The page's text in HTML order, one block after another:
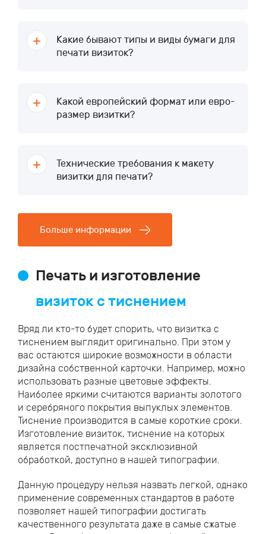
Какие бывают типы и виды бумаги для
печати визиток?
Какой европейский формат или евро-
размер визитки?
Технические требования к макету
визитки для печати?
Больше информации
Печать и изготовление
визиток с тиснением
Вряд ли кто-то будет спорить, что визитка с
тиснением выглядит оригинально. При этом у
вас остаются широкие возможности в области
дизайна собственной карточки. Например, можно
использовать разные цветовые эффекты.
Наиболее яркими считаются варианты золотого
и серебряного покрытия выпуклых элементов.
Тиснение производится в самые короткие сроки.
Изготовление визиток, тиснение на которых
является постпечатной эксклюзивной
обработкой, доступно в нашей типографии.
Данную процедуру нельзя назвать легкой, однако
применение современных стандартов в работе
позволяет нашей типографии достигать
качественного результата даже в самые сжатые